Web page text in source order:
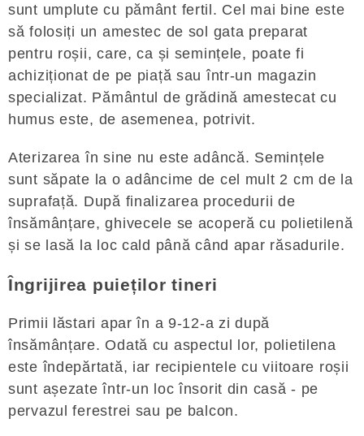
sunt umplute cu pământ fertil. Cel mai bine este
să folosiți un amestec de sol gata preparat
pentru roșii, care, ca și semințele, poate fi
achiziționat de pe piață sau într-un magazin
specializat. Pământul de grădină amestecat cu
humus este, de asemenea, potrivit.
Aterizarea în sine nu este adâncă. Semințele
sunt săpate la o adâncime de cel mult 2 cm de la
suprafață. După finalizarea procedurii de
însămânțare, ghivecele se acoperă cu polietilenă
și se lasă la loc cald până când apar răsadurile.
Îngrijirea puieților tineri
Primii lăstari apar în a 9-12-a zi după
însămânțare. Odată cu aspectul lor, polietilena
este îndepărtată, iar recipientele cu viitoare roșii
sunt așezate într-un loc însorit din casă - pe
pervazul ferestrei sau pe balcon.